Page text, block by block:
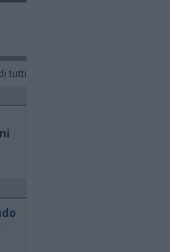
tutti